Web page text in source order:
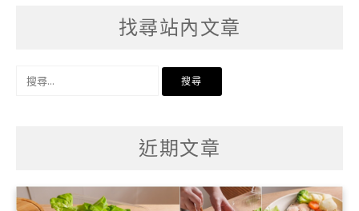
找尋站內文章
近期文章